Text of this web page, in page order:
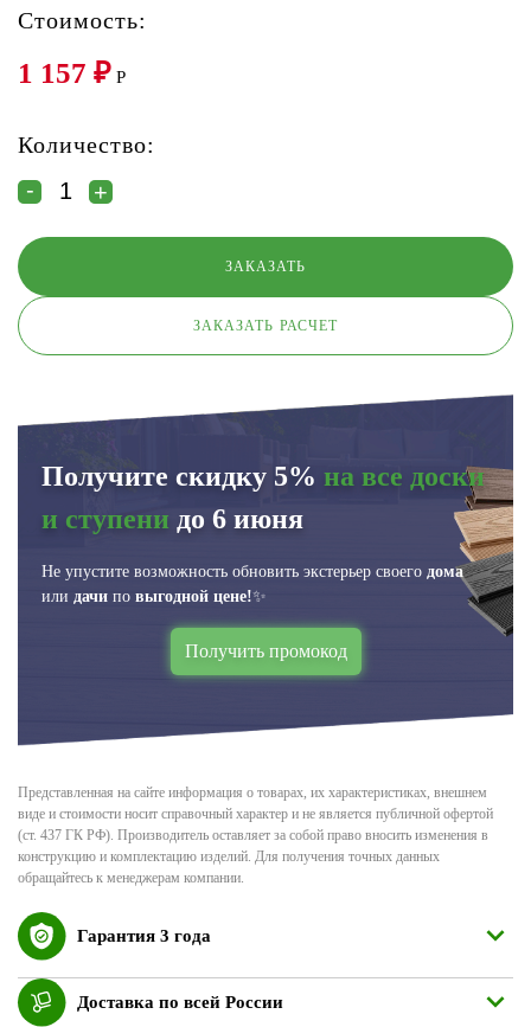
Стоимость:
1 157 ₽ P
Количество:
ЗАКАЗАТЬ РАСЧЕТ
Получите скидку 5% на все доски
и ступени до 6 июня
Не упустите возможность обновить экстерьер своего дома
или дачи по выгодной цене!✨
Получить промокод
Представленная на сайте информация о товарах, их характеристиках, внешнем
виде и стоимости носит справочный характер и не является публичной офертой
(ст. 437 ГК РФ). Производитель оставляет за собой право вносить изменения в
конструкцию и комплектацию изделий. Для получения точных данных
обращайтесь к менеджерам компании.
Гарантия 3 года
Доставка по всей России